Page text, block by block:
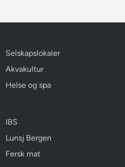
Selskapslokaler
Akvakultur
Helse og spa
IBS
Lunsj Bergen
Fersk mat